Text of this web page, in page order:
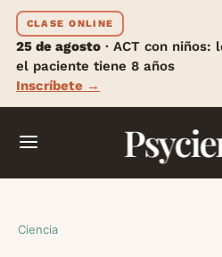
CLASE ONLINE
25 de agosto · ACT con niños:
el paciente tiene 8 años
Inscríbete →
Ciencia